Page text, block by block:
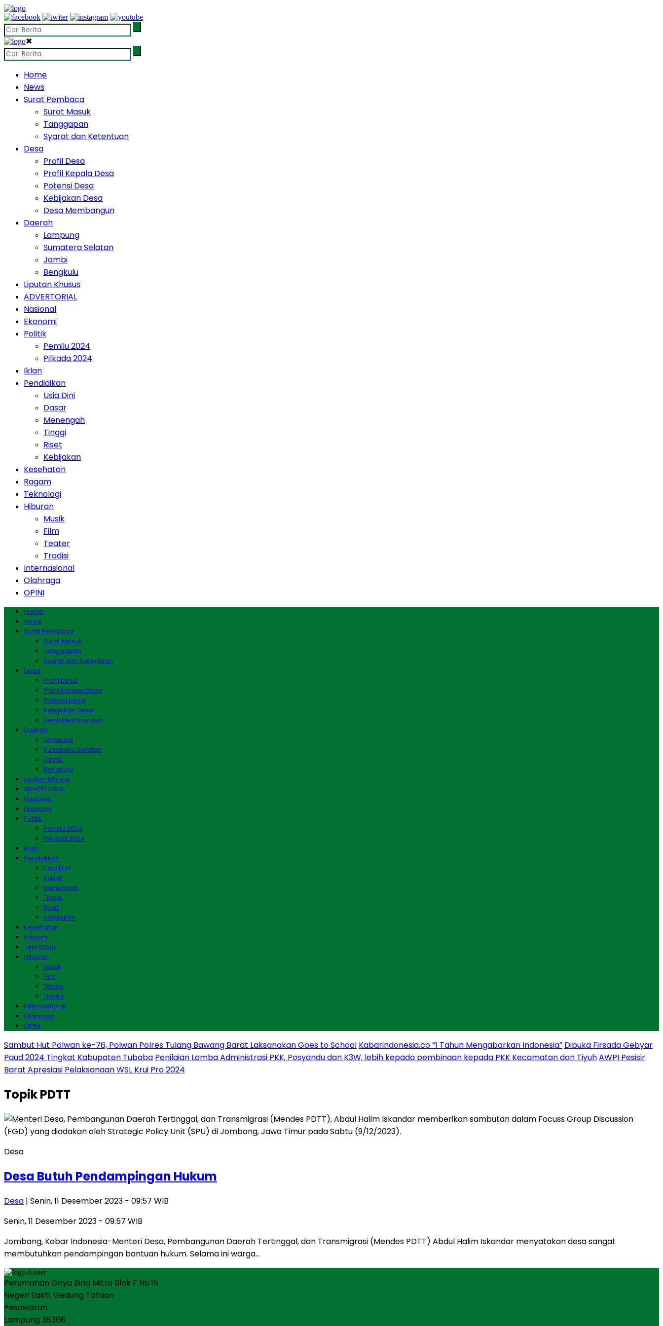
✖
Home
News
Surat Pembaca
Surat Masuk
Tanggapan
Syarat dan Ketentuan
Desa
Profil Desa
Profil Kepala Desa
Potensi Desa
Kebijakan Desa
Desa Membangun
Daerah
Lampung
Sumatera Selatan
Jambi
Bengkulu
Liputan Khusus
ADVERTORIAL
Nasional
Ekonomi
Politik
Pemilu 2024
Pilkada 2024
Iklan
Pendidikan
Usia Dini
Dasar
Menengah
Tinggi
Riset
Kebijakan
Kesehatan
Ragam
Teknologi
Hiburan
Musik
Film
Teater
Tradisi
Internasional
Olahraga
OPINI
Home
News
Surat Pembaca
Surat Masuk
Tanggapan
Syarat dan Ketentuan
Desa
Profil Desa
Profil Kepala Desa
Potensi Desa
Kebijakan Desa
Desa Membangun
Daerah
Lampung
Sumatera Selatan
Jambi
Bengkulu
Liputan Khusus
ADVERTORIAL
Nasional
Ekonomi
Politik
Pemilu 2024
Pilkada 2024
Iklan
Pendidikan
Usia Dini
Dasar
Menengah
Tinggi
Riset
Kebijakan
Kesehatan
Ragam
Teknologi
Hiburan
Musik
Film
Teater
Tradisi
Internasional
Olahraga
OPINI
Sambut Hut Polwan ke-76, Polwan Polres Tulang Bawang Barat Laksanakan Goes to School Kabarindonesia.co “1 Tahun Mengabarkan Indonesia” Dibuka Firsada Gebyar
Paud 2024 Tingkat Kabupaten Tubaba Penilaian Lomba Administrasi PKK, Posyandu dan K3W, lebih kepada pembinaan kepada PKK Kecamatan dan TiyuhAWPI Pesisir
Barat Apresiasi Pelaksanaan WSL Krui Pro 2024
TopikPDTT
Desa
Desa Butuh Pendampingan Hukum
Desa | Senin, 11 Desember 2023 - 09:57 WIB
Senin, 11 Desember 2023 - 09:57 WIB
Jombang, Kabar Indonesia-Menteri Desa, Pembangunan Daerah Tertinggal, dan Transmigrasi (Mendes PDTT) Abdul Halim Iskandar menyatakan desa sangat
membutuhkan pendampingan bantuan hukum. Selama ini warga…
Perumahan Griya Bina Mitra Blok F No.15
Negeri Sakti, Gedung Tataan
Pesawaran
Lampung 35366